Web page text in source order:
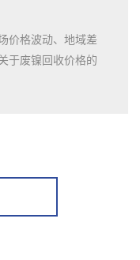
价格波动、地域差
于废镍回收价格的